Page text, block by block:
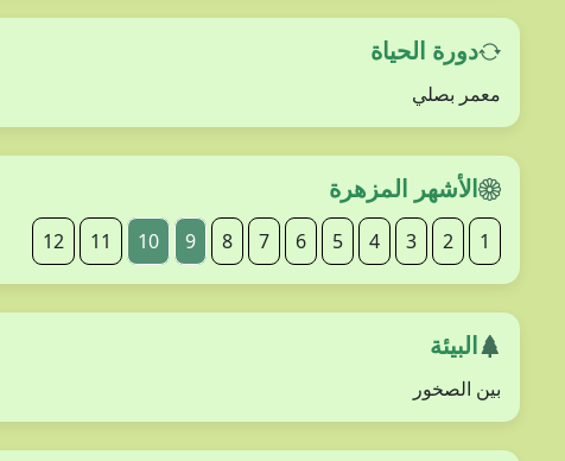
دورة الحياة
معمر بصلي
الأشهر المزهرة
1
2
3
4
5
6
7
8
9
10
11
12
البيئة
بين الصخور